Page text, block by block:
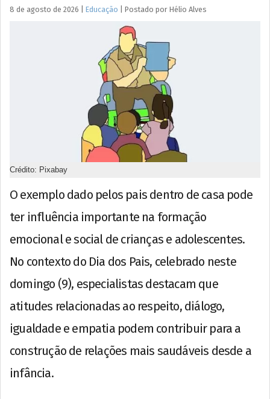
8 de agosto de 2026 Educação Postado por Hélio Alves
Crédito: Pixabay
O exemplo dado pelos pais dentro de casa pode
ter influência importante na formação
emocional e social de crianças e adolescentes.
No contexto do Dia dos Pais, celebrado neste
domingo (9), especialistas destacam que
atitudes relacionadas ao respeito, diálogo,
igualdade e empatia podem contribuir para a
construção de relações mais saudáveis desde a
infância.